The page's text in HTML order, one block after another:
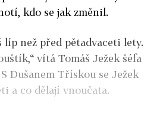
kdo se jak změnil.
líp než před pětadvaceti lety.
vítá Tomáš Ježek šéfa
Dušanem Třískou se Ježek
a co dělají vnoučata.